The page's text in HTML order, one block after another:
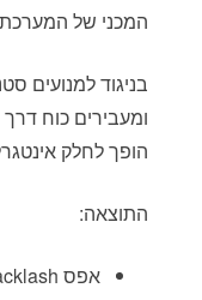
המכני של
בניגוד למנועים
הופך לחלק
התוצאה:
אפס Backlash